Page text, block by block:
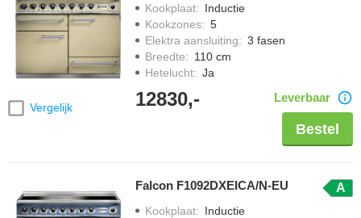
Vergelijk
Kookplaat: Inductie
Kookzones: 5
Elektra aansluiting: 3 fasen
Breedte: 110 cm
Hetelucht: Ja
12830,- Leverbaar
Bestel
Falcon F1092DXEICA/N-EU A
Kookplaat: Inductie